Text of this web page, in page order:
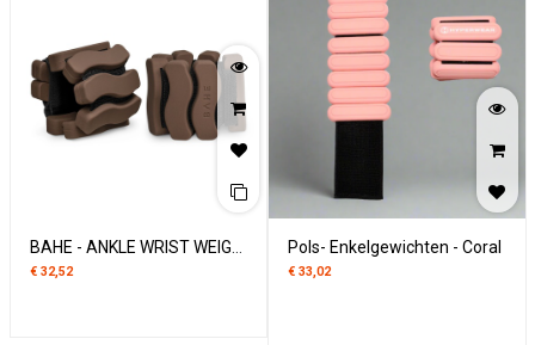
€ 32,52
Pols- Enkelgewichten - Coral
€ 33,02